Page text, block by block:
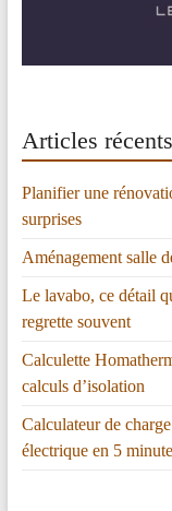
Articles récents
Planifier une
surprises
Aménagement salle
Le lavabo, ce détail
regrette souvent
Calculette
calculs d’isolation
Calculateur de
électrique en 5